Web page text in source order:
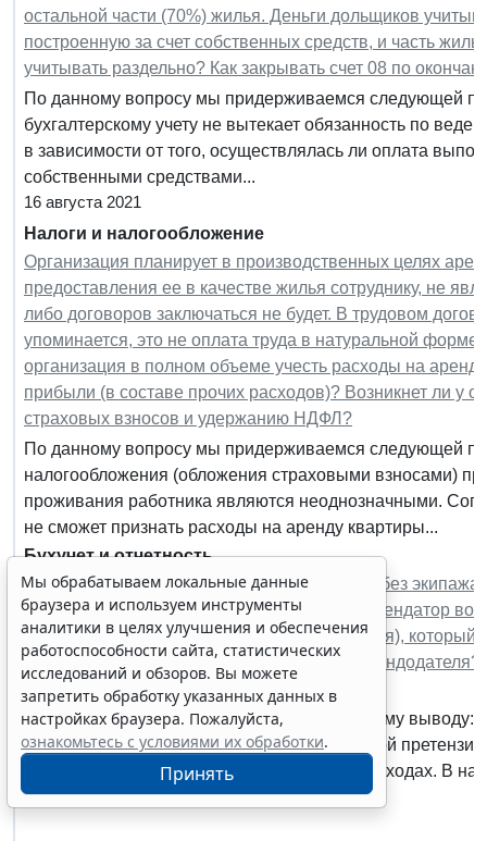
остальной части (70%) жилья. Деньги дольщиков
построенную за счет собственных средств, и часть
учитывать раздельно? Как закрывать счет 08 по
По данному вопросу мы придерживаемся следующей
бухгалтерскому учету не вытекает обязанность по
в зависимости от того, осуществлялась ли оплата
собственными средствами...
16 августа 2021
Налоги и налогообложение
Организация планирует в производственных целях
предоставления ее в качестве жилья сотруднику, не
либо договоров заключаться не будет. В трудовом
упоминается, это не оплата труда в натуральной
организация в полном объеме учесть расходы на
прибыли (в составе прочих расходов)? Возникнет ли у
страховых взносов и удержанию НДФЛ?
По данному вопросу мы придерживаемся следующей
налогообложения (обложения страховыми взносами)
проживания работника являются неоднозначными.
не сможет признать расходы на аренду квартиры...
Бухучет и отчетность
Организация на ОСН арендует автомобиль без
Арендодатель уплатил штраф от ГИБДД. Арендатор
сумму штрафа у своего сотрудника (водителя),
учесть данные операции у арендатора и
бухгалтерские проводки оформить?
Рассмотрев вопрос, мы пришли к следующему
возникает прочий расход в сумме признанной
штрафа работником отражается в прочих доходах. В
штрафу возможно отразить...
Мы обрабатываем локальные данные
браузера и используем инструменты
аналитики в целях улучшения и обеспечения
работоспособности сайта, статистических
исследований и обзоров. Вы можете
запретить обработку указанных данных в
настройках браузера. Пожалуйста,
ознакомьтесь с условиями их обработки.
Принять